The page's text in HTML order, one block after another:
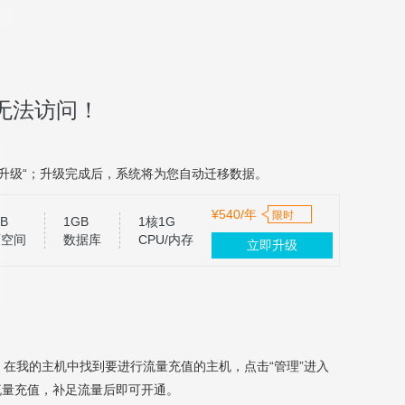
访问！
“；升级完成后，系统将为您自动迁移数据。
间
1GB
数据库
1核1G
CPU/内存
¥540/年 限时
立即升级
在我的主机中找到要进行流量充值的主机，点击“管理”进入
充值，补足流量后即可开通。